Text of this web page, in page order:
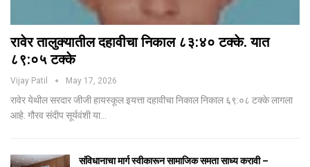
रावेर तालुक्यातील दहावीचा निकाल ८३:४० टक्के. यात
८९:०५ टक्के
Vijay Patil May 17, 2026
रावेर येथील सरदार जीजी हायस्कूल इयत्ता दहावीचा निकाल निकाल ६९:०८ टक्के लागला
आहे. गौरव संदीप सूर्यवंशी या…
संविधानाचा मार्ग स्वीकारून सामाजिक समता साध्य करावी –